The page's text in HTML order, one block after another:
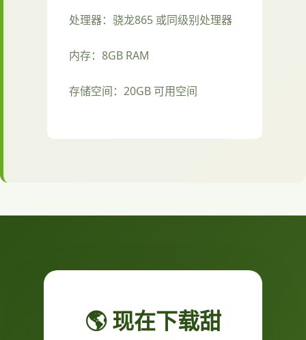
处理器：骁龙865 或同级别处理器
内存：8GB RAM
存储空间：20GB 可用空间
🌎 现在下载甜